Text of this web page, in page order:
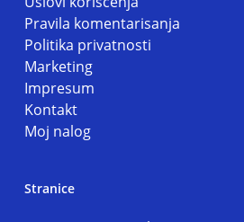
Pravila komentarisanja
Politika privatnosti
Marketing
Impresum
Kontakt
Moj nalog
Stranice